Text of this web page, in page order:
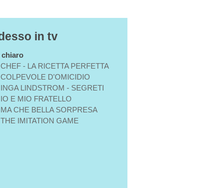
in tv
CHEF - LA RICETTA PERFETTA
COLPEVOLE D'OMICIDIO
INGA LINDSTROM - SEGRETI
IO E MIO FRATELLO
MA CHE BELLA SORPRESA
THE IMITATION GAME